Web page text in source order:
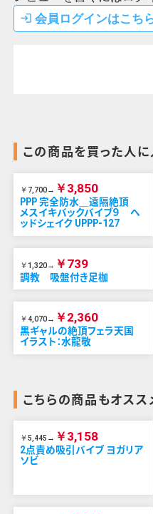
login 会員ログインはこち
この商品を買った人
￥7,700→ ￥3,850
PPP 完全防水＿遠隔絶頂
メスイキバックバイブ９ ヘ
ッドシェイク UPPP-127
￥1,320→ ￥739
調教 吸盤付き足枷
￥4,070→ ￥2,360
黒ギャルの絶頂フェラ天国
イラスト：水龍敬
こちらの商品もオスス
￥5,445→ ￥3,158
2点責め吸引バイブ ヨガリア
ソビ